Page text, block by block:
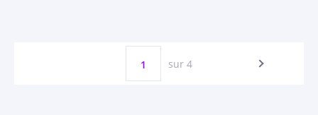
1 sur 4